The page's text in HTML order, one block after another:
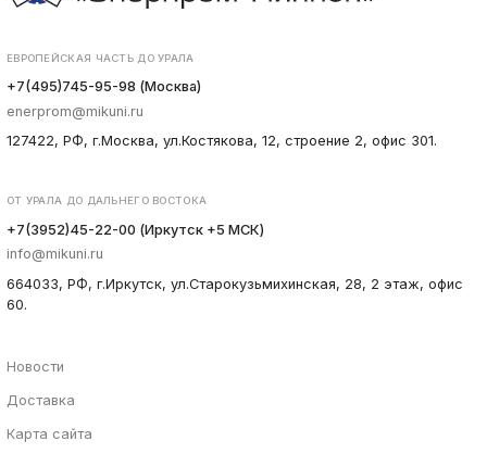
ЕВРОПЕЙСКАЯ ЧАСТЬ ДО УРАЛА
+7(495)745-95-98 (Москва)
enerprom@mikuni.ru
127422, РФ, г.Москва, ул.Костякова, 12, строение 2, офис 301.
ОТ УРАЛА ДО ДАЛЬНЕГО ВОСТОКА
+7(3952)45-22-00 (Иркутск +5 МСК)
info@mikuni.ru
664033, РФ, г.Иркутск, ул.Старокузьмихинская, 28, 2 этаж, офис
60.
Новости
Доставка
Карта сайта